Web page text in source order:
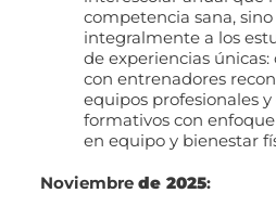
competencia sana,
integralmente a los
de experiencias únicas:
con entrenadores
equipos profesionales
formativos con
en equipo y bienestar
Noviembrede 2025: